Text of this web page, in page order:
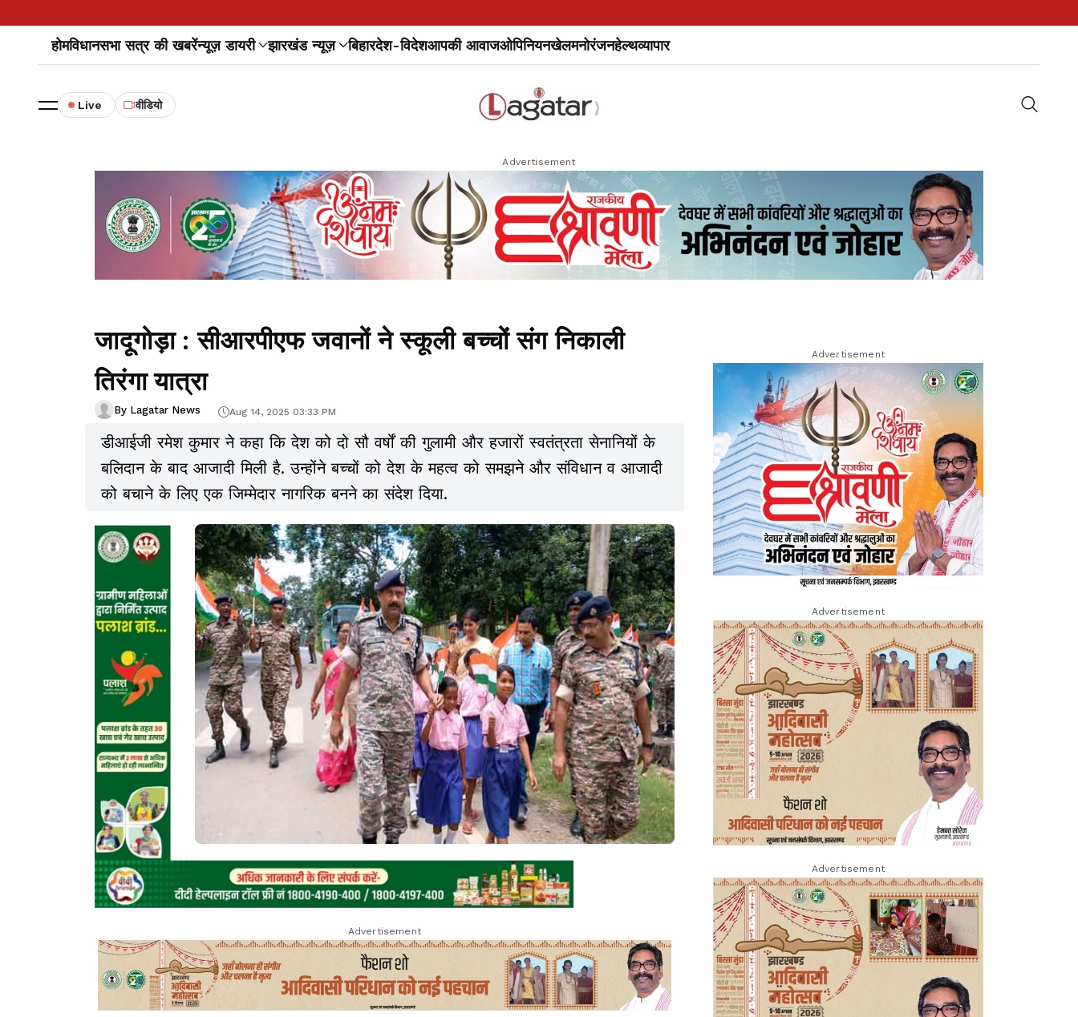
होमविधानसभा सत्र की खबरेंन्यूज़ डायरी झारखंड न्यूज़ बिहारदेश-विदेशआपकी आवाजओपिनियनखेलमनोरंजनहेल्थव्यापार
Live वीडियो
Advertisement
जादूगोड़ा : सीआरपीएफ जवानों ने स्कूली बच्चों संग निकाली
तिरंगा यात्रा
By Lagatar News Aug 14, 2025 03:33 PM
डीआईजी रमेश कुमार ने कहा कि देश को दो सौ वर्षों की गुलामी और हजारों स्वतंत्रता सेनानियों के
बलिदान के बाद आजादी मिली है. उन्होंने बच्चों को देश के महत्व को समझने और संविधान व आजादी
को बचाने के लिए एक जिम्मेदार नागरिक बनने का संदेश दिया.
Advertisement
Advertisement
Advertisement
Advertisement